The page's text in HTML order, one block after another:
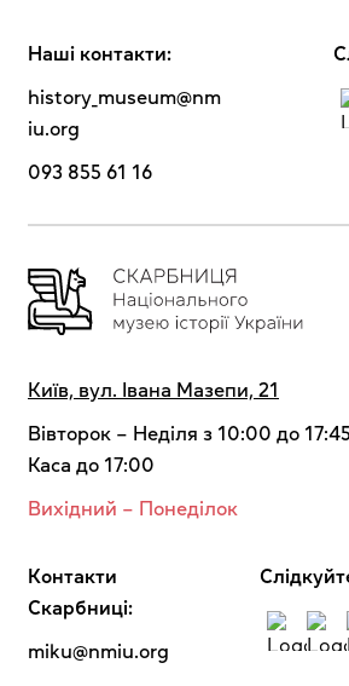
Наші контакти:
history_museum@nm
iu.org
093 855 61 16
Київ, вул. Івана Мазепи, 21
Вівторок – Неділя з 10:00 до 17:45
Каса до 17:00
Вихідний – Понеділок
Контакти
Скарбниці:
miku@nmiu.org